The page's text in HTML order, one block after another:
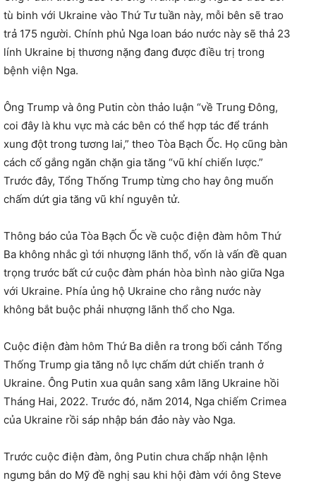
tù binh với Ukraine vào Thứ Tư tuần này, mỗi bên sẽ trao
trả 175 người. Chính phủ Nga loan báo nước này sẽ thả 23
lính Ukraine bị thương nặng đang được điều trị trong
bệnh viện Nga.
Ông Trump và ông Putin còn thảo luận “về Trung Đông,
coi đây là khu vực mà các bên có thể hợp tác để tránh
xung đột trong tương lai,” theo Tòa Bạch Ốc. Họ cũng bàn
cách cố gắng ngăn chặn gia tăng “vũ khí chiến lược.”
Trước đây, Tổng Thống Trump từng cho hay ông muốn
chấm dứt gia tăng vũ khí nguyên tử.
Thông báo của Tòa Bạch Ốc về cuộc điện đàm hôm Thứ
Ba không nhắc gì tới nhượng lãnh thổ, vốn là vấn đề quan
trọng trước bất cứ cuộc đàm phán hòa bình nào giữa Nga
với Ukraine. Phía ủng hộ Ukraine cho rằng nước này
không bắt buộc phải nhượng lãnh thổ cho Nga.
Cuộc điện đàm hôm Thứ Ba diễn ra trong bối cảnh Tổng
Thống Trump gia tăng nỗ lực chấm dứt chiến tranh ở
Ukraine. Ông Putin xua quân sang xâm lăng Ukraine hồi
Tháng Hai, 2022. Trước đó, năm 2014, Nga chiếm Crimea
của Ukraine rồi sáp nhập bán đảo này vào Nga.
Trước cuộc điện đàm, ông Putin chưa chấp nhận lệnh
ngưng bắn do Mỹ đề nghị sau khi hội đàm với ông Steve